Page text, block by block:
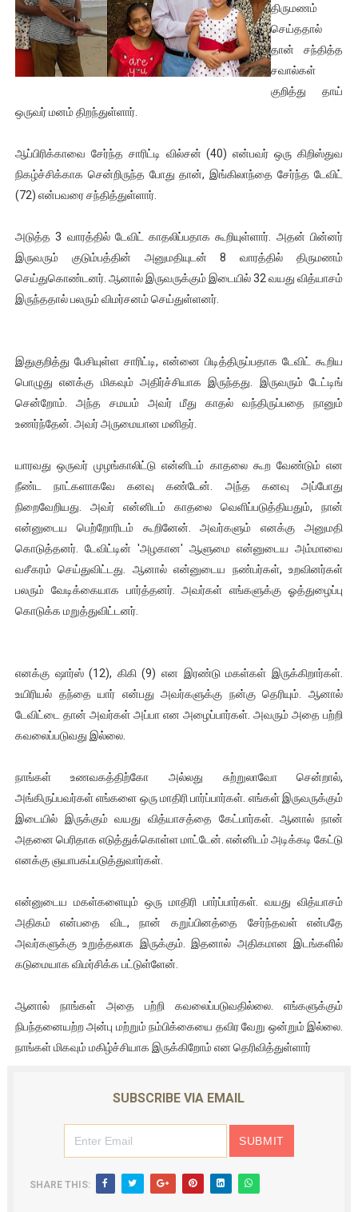
சிறுமியை பாலியல் வன்கொடுமை செய்த முதியவருக்கு
பிரபல நடிகை தூக்கிட்டு தற்கொலை!
வடிவேலுவுக்கு நீதிமன்றம் விதித்துள்ள அதிரடி உத்தரவு!
தியாகதீபம் லெப்.கேணல் திலீபன், கேணல் சங்கர் ஆகியோரின்
ஐ.நா முன்றலில் சீரற்ற காலநிலையிலும் தமிழின அழிப்பிற்கு
இளையராஜா – கமல் அவசர சந்திப்பு (படங்கள், விடியோ)
ஜனாதிபதி ஐக்கிய நாடுகளின் பொதுச் சபை கூட்டத்தில் இன்று
32 CM விநோத கன்றுக்குட்டி! (வீடியோ)
வலிமை தான் அஜித் திரைப்பயணத்திலே அதிக காலெக்ஷன் செய்த
திருமணம்
செய்ததால்
தான் சந்தித்த
சவால்கள்
குறித்து தாய்
ஒருவர் மனம் திறந்துள்ளார்.
ஆப்பிரிக்காவை சேர்ந்த சாரிட்டி வில்சன் (40) என்பவர் ஒரு கிறிஸ்துவ
நிகழ்ச்சிக்காக சென்றிருந்த போது தான், இங்கிலாந்தை சேர்ந்த டேவிட்
(72) என்பவரை சந்தித்துள்ளார்.
அடுத்த 3 வாரத்தில் டேவிட் காதலிப்பதாக கூறியுள்ளார். அதன் பின்னர்
இருவரும் குடும்பத்தின் அனுமதியுடன் 8 வாரத்தில் திருமணம்
செய்துகொண்டனர். ஆனால் இருவருக்கும் இடையில் 32 வயது வித்யாசம்
இருந்ததால் பலரும் விமர்சனம் செய்துள்ளனர்.
இதுகுறித்து பேசியுள்ள சாரிட்டி, என்னை பிடித்திருப்பதாக டேவிட் கூறிய
பொழுது எனக்கு மிகவும் அதிர்ச்சியாக இருந்தது. இருவரும் டேட்டிங்
சென்றோம். அந்த சமயம் அவர் மீது காதல் வந்திருப்பதை நானும்
உணர்ந்தேன். அவர் அருமையான மனிதர்.
யாரவது ஒருவர் முழங்காலிட்டு என்னிடம் காதலை கூற வேண்டும் என
நீண்ட நாட்களாகவே கனவு கண்டேன். அந்த கனவு அப்போது
நிறைவேறியது. அவர் என்னிடம் காதலை வெளிப்படுத்தியதும், நான்
என்னுடைய பெற்றோரிடம் கூறினேன். அவர்களும் எனக்கு அனுமதி
கொடுத்தனர். டேவிட்டின் 'அழகான' ஆளுமை என்னுடைய அம்மாவை
வசீகரம் செய்துவிட்டது. ஆனால் என்னுடைய நண்பர்கள், உறவினர்கள்
பலரும் வேடிக்கையாக பார்த்தனர். அவர்கள் எங்களுக்கு ஓத்துழைப்பு
கொடுக்க மறுத்துவிட்டனர்.
எனக்கு ஷார்ஸ் (12), கிகி (9) என இரண்டு மகள்கள் இருக்கிறார்கள்.
உயிரியல் தந்தை யார் என்பது அவர்களுக்கு நன்கு தெரியும். ஆனால்
டேவிட்டை தான் அவர்கள் அப்பா என அழைப்பார்கள். அவரும் அதை பற்றி
கவலைப்படுவது இல்லை.
நாங்கள் உணவகத்திற்கோ அல்லது சுற்றுலாவோ சென்றால்,
அங்கிருப்பவர்கள் எங்களை ஒரு மாதிரி பார்ப்பார்கள். எங்கள் இருவருக்கும்
இடையில் இருக்கும் வயது வித்யாசத்தை கேட்பார்கள். ஆனால் நான்
அதனை பெரிதாக எடுத்துக்கொள்ள மாட்டேன். என்னிடம் அடிக்கடி கேட்டு
எனக்கு ஞயாபகப்படுத்துவார்கள்.
என்னுடைய மகள்களையும் ஒரு மாதிரி பார்ப்பார்கள். வயது வித்யாசம்
அதிகம் என்பதை விட, நான் கறுப்பினத்தை சேர்ந்தவள் என்பதே
அவர்களுக்கு உறுத்தலாக இருக்கும். இதனால் அதிகமான இடங்களில்
கடுமையாக விமர்சிக்க பட்டுள்ளேன்.
ஆனால் நாங்கள் அதை பற்றி கவலைப்படுவதில்லை. எங்களுக்கும்
நிபந்தனையற்ற அன்பு மற்றும் நம்பிக்கையை தவிர வேறு ஒன்றும் இல்லை.
நாங்கள் மிகவும் மகிழ்ச்சியாக இருக்கிறோம் என தெரிவித்துள்ளார்
SUBSCRIBE VIA EMAIL
SHARE THIS: